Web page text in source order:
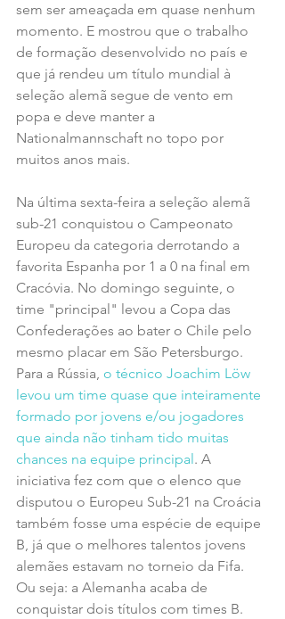
sem ser ameaçada em quase nenhum
momento. E mostrou que o trabalho
de formação desenvolvido no país e
que já rendeu um título mundial à
seleção alemã segue de vento em
popa e deve manter a
Nationalmannschaft no topo por
muitos anos mais.
Na última sexta-feira a seleção alemã
sub-21 conquistou o Campeonato
Europeu da categoria derrotando a
favorita Espanha por 1 a 0 na final em
Cracóvia. No domingo seguinte, o
time "principal" levou a Copa das
Confederações ao bater o Chile pelo
mesmo placar em São Petersburgo.
Para a Rússia, o técnico Joachim Löw
levou um time quase que inteiramente
formado por jovens e/ou jogadores
que ainda não tinham tido muitas
chances na equipe principal . A
iniciativa fez com que o elenco que
disputou o Europeu Sub-21 na Croácia
também fosse uma espécie de equipe
B, já que o melhores talentos jovens
alemães estavam no torneio da Fifa.
Ou seja: a Alemanha acaba de
conquistar dois títulos com times B.